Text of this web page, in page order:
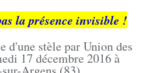
la présence invisible !